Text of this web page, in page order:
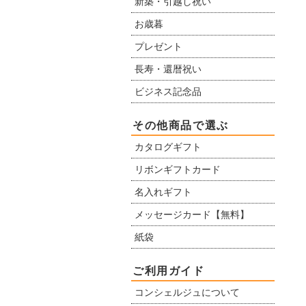
お歳暮
プレゼント
長寿・還暦祝い
ビジネス記念品
その他商品で選ぶ
カタログギフト
リボンギフトカード
名入れギフト
メッセージカード【無料】
紙袋
ご利用ガイド
コンシェルジュについて